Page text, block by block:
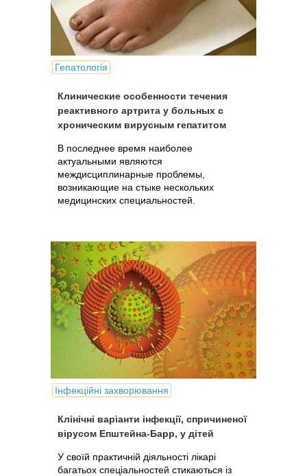
Гепатологія
Клинические особенности течения
реактивного артрита у больных с
хроническим вирусным гепатитом
В последнее время наиболее
актуальными являются
междисциплинарные проблемы,
возникающие на стыке нескольких
медицинских специальностей.
Інфекційні захворювання
Клінічні варіанти інфекції, спричиненої
вірусом Епштейна-Барр, у дітей
У своїй практичній діяльності лікарі
багатьох спеціальностей стикаються із